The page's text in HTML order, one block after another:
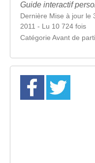
Guide interactif
Dernière Mise à jour
2011 - Lu 10 724 fois
Catégorie Avant de